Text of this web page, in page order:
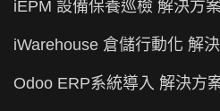
iEPM 設備保養巡檢 解決方案
iWarehouse 倉儲行動化 解
Odoo ERP系統導入 解決方